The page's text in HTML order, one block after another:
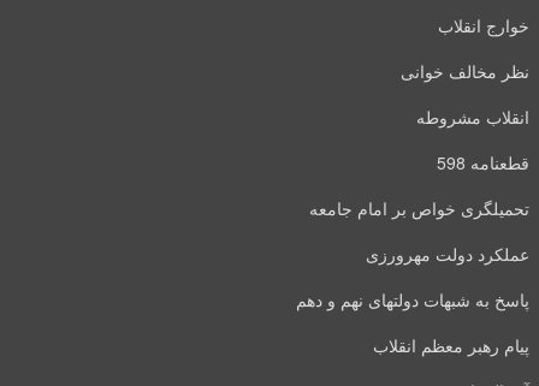
خوارج انقلاب
نظر مخالف خوانی
انقلاب مشروطه
قطعنامه 598
تحمیلگری خواص بر امام جامعه
عملکرد دولت مهرورزی
پاسخ به شبهات دولتهای نهم و دهم
پیام رهبر معظم انقلاب